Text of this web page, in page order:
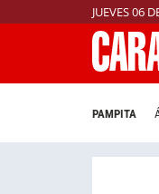
JUEVES 06
PAMPITA